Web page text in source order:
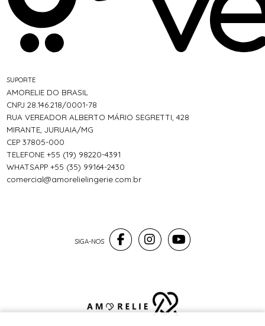
SUPORTE
AMORELIE DO BRASIL
CNPJ 28.146.218/0001-78
RUA VEREADOR ALBERTO MÁRIO SEGRETTI, 428
MIRANTE, JURUAIA/MG
CEP 37805-000
TELEFONE +55 (19) 98220-4391
WHATSAPP +55 (35) 99164-2430
comercial@amorelielingerie.com.br